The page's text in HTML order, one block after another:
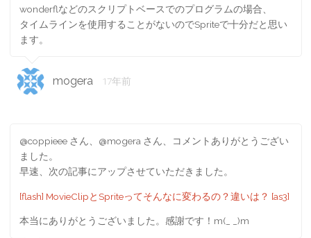
wonderflなどのスクリプトベースでのプログラムの場合、
タイムラインを使用することがないのでSpriteで十分だと思い
ます。
mogera 17年前
@coppieee さん、@mogera さん、コメントありがとうござい
ました。
早速、次の記事にアップさせていただきました。
[flash] MovieClipとSpriteってそんなに変わるの？違いは？ [as3]
本当にありがとうございました。感謝です！m(_ _)m